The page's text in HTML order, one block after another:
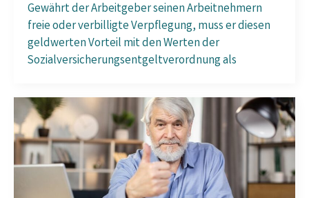
Gewährt der Arbeitgeber seinen Arbeitnehmern
freie oder verbilligte Verpflegung, muss er diesen
geldwerten Vorteil mit den Werten der
Sozialversicherungs­entgelt­verordnung als